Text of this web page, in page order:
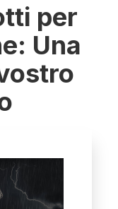
per
Una